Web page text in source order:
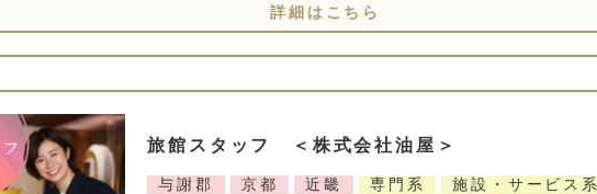
詳細はこちら
旅館スタッフ ＜株式会社油屋＞
与謝郡 京都 近畿 専門系
施設・サービス系